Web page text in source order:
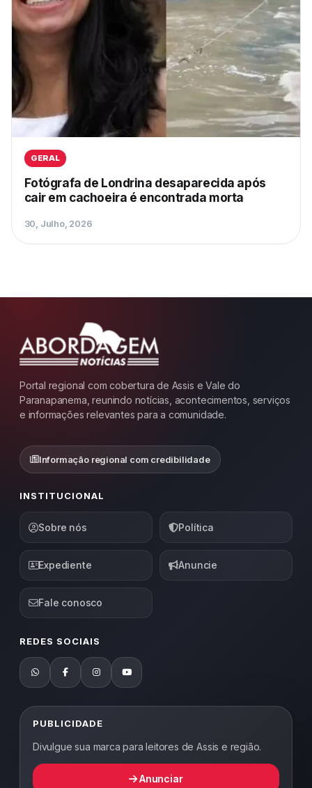
GERAL
Fotógrafa de Londrina desaparecida após
cair em cachoeira é encontrada morta
30, Julho, 2026
Portal regional com cobertura de Assis e Vale do
Paranapanema, reunindo notícias, acontecimentos, serviços
e informações relevantes para a comunidade.
Informação regional com credibilidade
INSTITUCIONAL
Sobre nós Política
Expediente Anuncie
Fale conosco
REDES SOCIAIS
PUBLICIDADE
Divulgue sua marca para leitores de Assis e região.
Anunciar